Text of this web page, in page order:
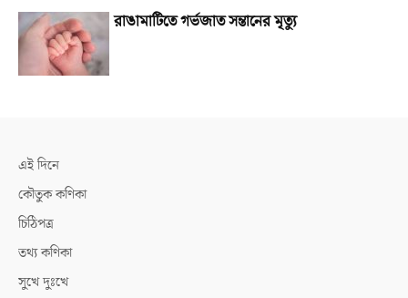
রাঙামাটিতে গর্ভজাত সন্তানের মৃত্যু
এই দিনে
কৌতুক কণিকা
চিঠিপত্র
তথ্য কণিকা
সুখে দুঃখে